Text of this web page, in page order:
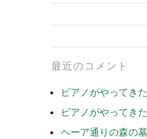
最近のコメント
ピアノがやってきた
ピアノがやってきた
ヘーア通りの森の